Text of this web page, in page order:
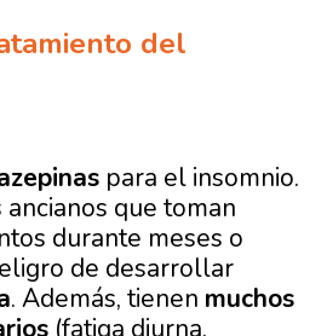
del
para el insomnio.
que toman
durante meses o
de desarrollar
. Además, tienen muchos
(fatiga diurna,